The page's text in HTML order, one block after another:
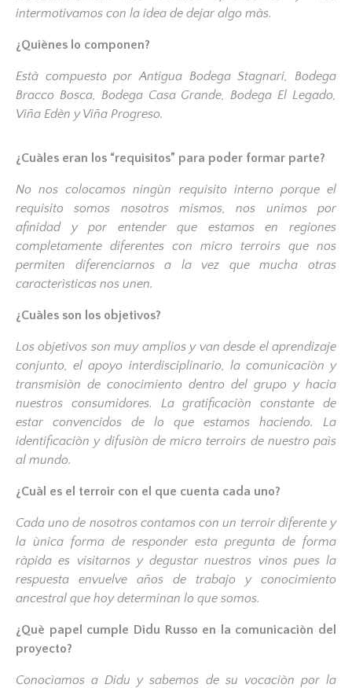
intermotivamos con la idea de dejar algo màs.
¿Quiènes lo componen?
Està compuesto por Antigua Bodega Stagnari, Bodega
Bracco Bosca, Bodega Casa Grande, Bodega El Legado,
Viña Edèn y Viña Progreso.
¿Cuàles eran los “requisitos” para poder formar parte?
No nos colocamos ningùn requisito interno porque el
requisito somos nosotros mismos, nos unimos por
afinidad y por entender que estamos en regiones
completamente diferentes con micro terroirs que nos
permiten diferenciarnos a la vez que mucha otras
caracterìsticas nos unen.
¿Cuàles son los objetivos?
Los objetivos son muy amplios y van desde el aprendizaje
conjunto, el apoyo interdisciplinario, la comunicaciòn y
transmisiòn de conocimiento dentro del grupo y hacia
nuestros consumidores. La gratificaciòn constante de
estar convencidos de lo que estamos haciendo. La
identificaciòn y difusiòn de micro terroirs de nuestro paìs
al mundo.
¿Cuàl es el terroir con el que cuenta cada uno?
Cada uno de nosotros contamos con un terroir diferente y
la ùnica forma de responder esta pregunta de forma
ràpida es visitarnos y degustar nuestros vinos pues la
respuesta envuelve años de trabajo y conocimiento
ancestral que hoy determinan lo que somos.
¿Què papel cumple Didu Russo en la comunicaciòn del
proyecto?
Conocìamos a Didu y sabemos de su vocaciòn por la